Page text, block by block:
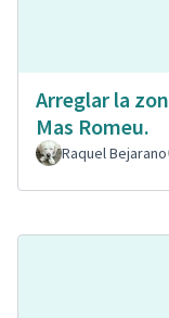
Arreglar la
Mas Romeu.
Raquel Bejarano